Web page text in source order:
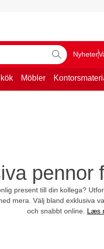
Nyheter
Möbler
pennor
present till din kollega?
mera. Välj bland exklusiva
och snabbt online. Læs